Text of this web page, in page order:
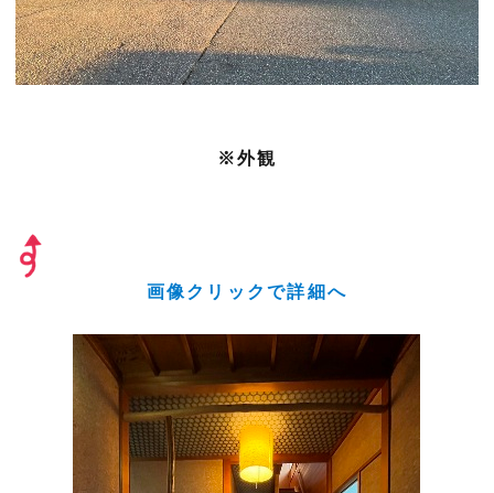
※外観
画像クリックで詳細へ